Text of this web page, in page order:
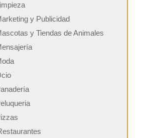
y Publicidad
y Tiendas de Animales